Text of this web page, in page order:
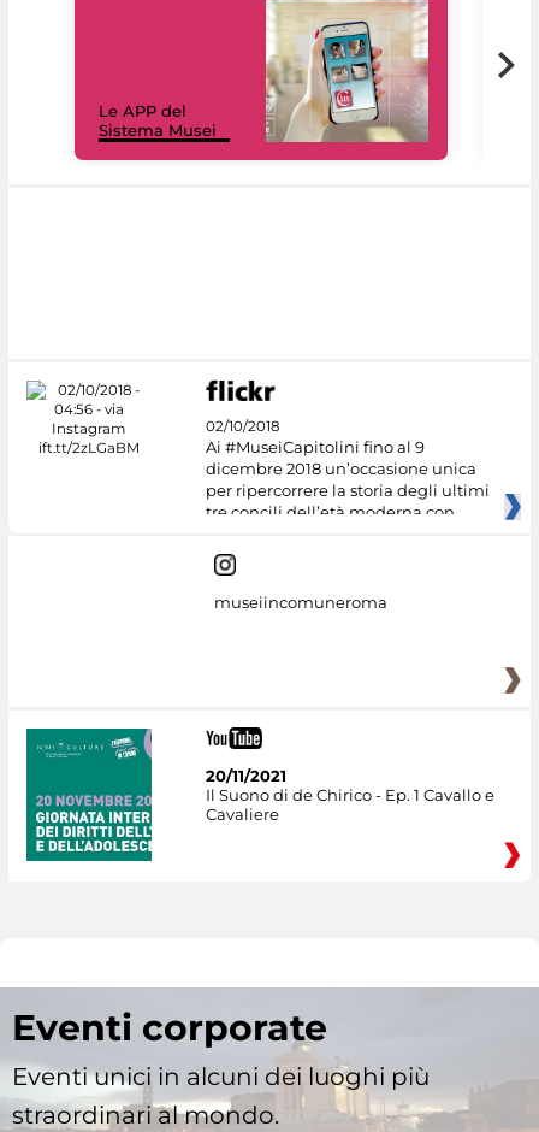
Le APP del
Sistema Musei
02/10/2018
Ai #MuseiCapitolini fino al 9
dicembre 2018 un’occasione unica
per ripercorrere la storia degli ultimi
tre concili dell’età moderna con
museiincomuneroma
20/11/2021
Il Suono di de Chirico - Ep. 1 Cavallo e
Cavaliere
Eventi corporate
Eventi unici in alcuni dei luoghi più
straordinari al mondo.